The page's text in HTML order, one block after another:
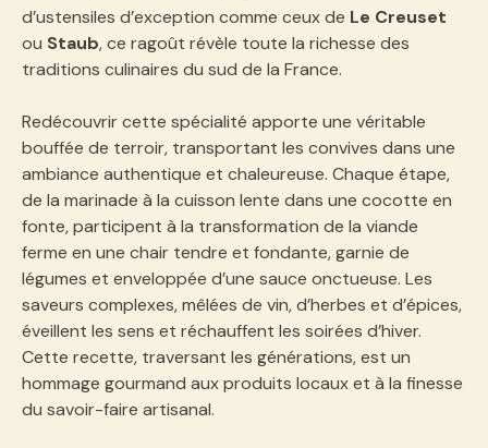
d’ustensiles d’exception comme ceux de Le Creuset
ou Staub, ce ragoût révèle toute la richesse des
traditions culinaires du sud de la France.
Redécouvrir cette spécialité apporte une véritable
bouffée de terroir, transportant les convives dans une
ambiance authentique et chaleureuse. Chaque étape,
de la marinade à la cuisson lente dans une cocotte en
fonte, participent à la transformation de la viande
ferme en une chair tendre et fondante, garnie de
légumes et enveloppée d’une sauce onctueuse. Les
saveurs complexes, mêlées de vin, d’herbes et d’épices,
éveillent les sens et réchauffent les soirées d’hiver.
Cette recette, traversant les générations, est un
hommage gourmand aux produits locaux et à la finesse
du savoir-faire artisanal.